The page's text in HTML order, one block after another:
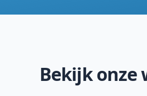
Bekijk onze